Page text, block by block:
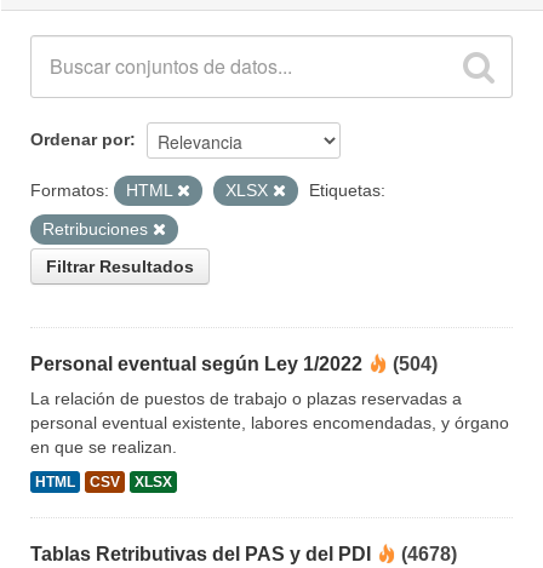
Ordenar por
Formatos: HTML XLSX
Etiquetas:
Retribuciones
Filtrar Resultados
Personal eventual según Ley 1/2022 (504)
La relación de puestos de trabajo o plazas reservadas a
personal eventual existente, labores encomendadas, y órgano
en que se realizan.
HTML CSV XLSX
Tablas Retributivas del PAS y del PDI (4678)